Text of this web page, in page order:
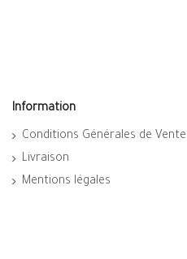
Information
Conditions Générales de Vente
Livraison
Mentions légales